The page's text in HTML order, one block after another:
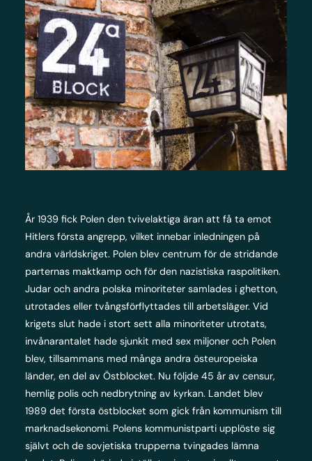
År 1939 fick Polen den tvivelaktiga äran att få ta emot
Hitlers första angrepp, vilket innebar inledningen på
andra världskriget. Polen blev centrum för de stridande
parternas maktkamp och för den nazistiska raspolitiken.
Judar och andra polska minoriteter samlades i ghetton,
utrotades eller tvångsförflyttades till arbetsläger. Vid
krigets slut hade i stort sett alla minoriteter utrotats,
invånarantalet hade sjunkit med sex miljoner och Polen
blev, tillsammans med många andra östeuropeiska
länder, en del av Östblocket. Nu följde 45 år av censur,
hemlig polis och nedbrytning av kyrkan. Landet blev
1989 det första östblocket som gick från kommunism till
marknadsekonomi. Polens kommunistparti upplöste sig
självt och de sovjetiska trupperna tvingades lämna